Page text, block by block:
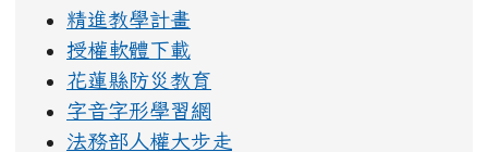
精進教學計畫
授權軟體下載
花蓮縣防災教育
字音字形學習網
法務部人權大步走